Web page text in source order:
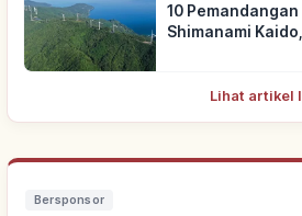
10 Pemandangan
Shimanami
Lihat artikel
Bersponsor